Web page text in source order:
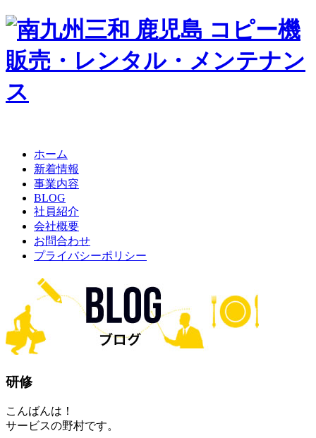
ホーム
新着情報
事業内容
BLOG
社員紹介
会社概要
お問合わせ
プライバシーポリシー
研修
こんばんは！
サービスの野村です。